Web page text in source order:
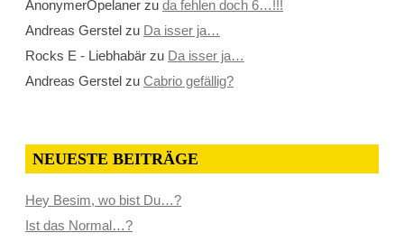
AnonymerOpelanerzu da fehlen doch 6…!!!
Andreas Gerstelzu Da isser ja…
Rocks E - Liebhabärzu Da isser ja…
Andreas Gerstelzu Cabrio gefällig?
NEUESTE BEITRÄGE
Hey Besim, wo bist Du…?
Ist das Normal…?